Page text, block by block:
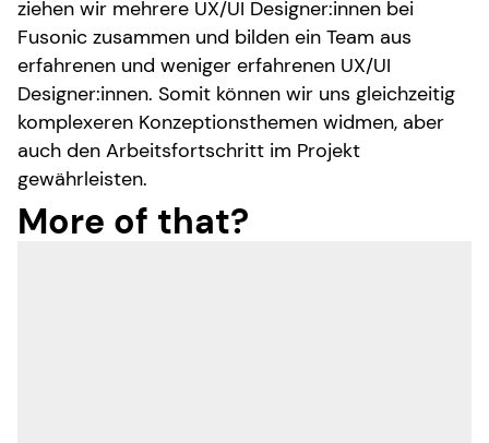
ziehen wir mehrere UX/UI Designer:innen bei
Fusonic zusammen und bilden ein Team aus
erfahrenen und weniger erfahrenen UX/UI
Designer:innen. Somit können wir uns gleichzeitig
komplexeren Konzeptionsthemen widmen, aber
auch den Arbeitsfortschritt im Projekt
gewährleisten.
More of that?